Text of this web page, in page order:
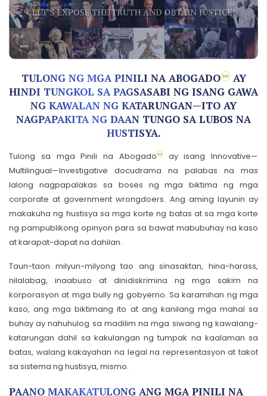
TULONG NG MGA PINILI NA ABOGADO
AY
HINDI TUNGKOL SA PAGSASABI NG ISANG GAWA
NG KAWALAN NG KATARUNGAN—ITO AY
NAGPAPAKITA NG DAAN TUNGO SA LUBOS NA
HUSTISYA.
Tulong sa mga Pinili na Abogado ay isang Innovative—
Multilingual—Investigative docudrama na palabas na mas
lalong nagpapalakas sa boses ng mga biktima ng mga
corporate at government wrongdoers. Ang aming layunin ay
makakuha ng hustisya sa mga korte ng batas at sa mga korte
ng pampublikong opinyon para sa bawat mabubuhay na kaso
at karapat-dapat na dahilan.
Taun-taon milyun-milyong tao ang sinasaktan, hina-harass,
nilalabag, inaabuso at dinidiskrimina ng mga sakim na
korporasyon at mga bully ng gobyerno. Sa karamihan ng mga
kaso, ang mga biktimang ito at ang kanilang mga mahal sa
buhay ay nahuhulog sa madilim na mga siwang ng kawalang-
katarungan dahil sa kakulangan ng tumpak na kaalaman sa
batas, walang kakayahan na legal na representasyon at takot
sa sistema ng hustisya, mismo.
PAANO MAKAKATULONG ANG MGA PINILI NA